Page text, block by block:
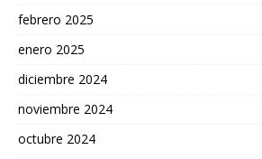
febrero 2025
enero 2025
diciembre 2024
noviembre 2024
octubre 2024